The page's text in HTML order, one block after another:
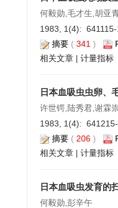
何毅勋,毛才生,胡亚
1983, 1(4):
摘要 ( 341 )
相关文章 | 计量指标
日本血吸虫虫卵、
许世锷,陆秀君,谢霖
1983, 1(4):
摘要 ( 206 )
相关文章 | 计量指标
日本血吸虫发育的
何毅勋,彭辛午